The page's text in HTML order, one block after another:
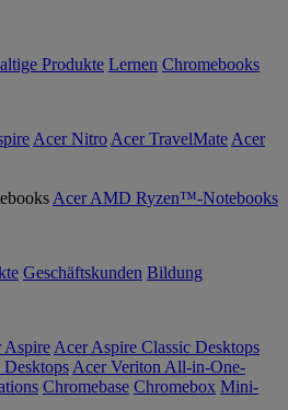
Produkte Lernen Chromebooks
Acer Nitro Acer TravelMate Acer
Acer AMD Ryzen™-Notebooks
Geschäftskunden Bildung
Aspire Acer Aspire Classic Desktops
Acer Veriton All-in-One-
Chromebase Chromebox Mini-